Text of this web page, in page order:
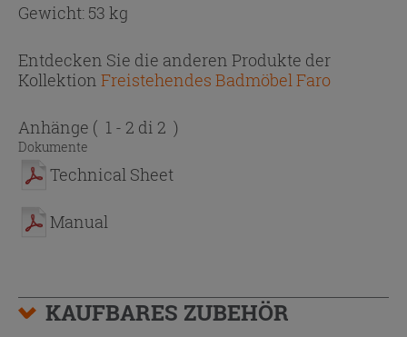
Gewicht: 53 kg
Entdecken Sie die anderen Produkte der
Kollektion Freistehendes Badmöbel Faro
Anhänge ( 1 - 2 di 2 )
Dokumente
Technical Sheet
Manual
KAUFBARES ZUBEHÖR